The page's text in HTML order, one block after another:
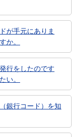
が手元にありま
か。
行をしたのです
い。
銀行コード）を知